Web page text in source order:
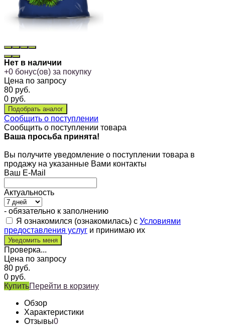
Нет в наличии
+0 бонус(ов) за покупку
Цена по запросу
80 руб.
0 руб.
Сообщить о поступлении
Сообщить о поступлении товара
Ваша просьба принята!
Вы получите уведомление о поступлении товара в
продажу на указанные Вами контакты
Ваш E-Mail
Актуальность
- обязательно к заполнению
Я ознакомился (ознакомилась) с Условиями
предоставления услуг и принимаю их
Проверка...
Цена по запросу
80 руб.
0 руб.
КупитьПерейти в корзину
Обзор
Характеристики
Отзывы0